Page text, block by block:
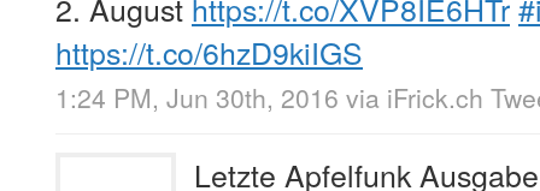
https://t.co/6hzD9kiIGS
1:24 PM, Jun 30th, 2016 via iFrick.ch
Letzte Apfelfunk